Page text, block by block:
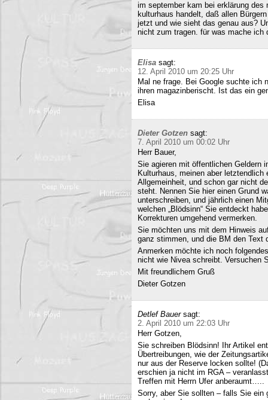
im september kam bei erklärung
kulturhaus handelt, daß allen
jetzt und wie sieht das genau aus?
nicht zum tragen. für was mache ich
Elisa sagt:
12. April 2010 um 20:25 Uhr
Mal ne frage. Bei Google suchte ich
ihren magazinberischt. Ist das ein
Elisa
Dieter Gotzen sagt:
7. April 2010 um 00:02 Uhr
Herr Bauer,
Sie agieren mit öffentlichen Geldern
Kulturhaus, meinen aber
Allgemeinheit, und schon gar nicht
steht. Nennen Sie hier einen Grund
unterschreiben, und jährlich einen
welchen „Blödsinn“ Sie entdeckt
Korrekturen umgehend vermerken.
Sie möchten uns mit dem Hinweis
ganz stimmen, und die BM den Text
Anmerken möchte ich noch
nicht wie Nivea schreibt. Versuchen
Mit freundlichem Gruß
Dieter Gotzen
Detlef Bauer sagt:
2. April 2010 um 22:03 Uhr
Herr Gotzen,
Sie schreiben Blödsinn! Ihr Artikel
Übertreibungen, wie der
nur aus der Reserve locken sollte!
erschien ja nicht im RGA –
Treffen mit Herrn Ufer anberaumt…..
Sorry, aber Sie sollten – falls Sie ein